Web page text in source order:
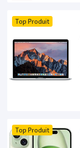
Top Produit
Top Produit